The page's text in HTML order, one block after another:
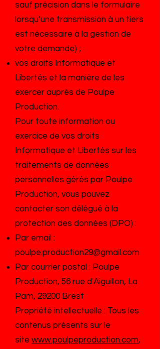
sauf précision dans le formulaire
lorsqu’une transmission à un tiers
est nécessaire à la gestion de
votre demande) ;
vos droits Informatique et
Libertés et la manière de les
exercer auprès de Poulpe
Production.
Pour toute information ou
exercice de vos droits
Informatique et Libertés sur les
traitements de données
personnelles gérés par Poulpe
Production, vous pouvez
contacter son délégué à la
protection des données (DPO) :
Par email :
poulpe.production29@gmail.com
Par courrier postal : Poulpe
Production, 56 rue d'Aiguillon, La
Pam, 29200 Brest
Propriété intellectuelle : Tous les
contenus présents sur le
site www.poulpeproduction.com,